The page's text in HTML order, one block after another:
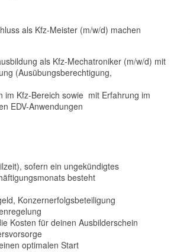
als Kfz-Meister (m/w/d) machen
als Kfz-Mechatroniker (m/w/d) mit
(Ausübungsberechtigung,
im Kfz-Bereich sowie mit Erfahrung im
EDV-Anwendungen
sofern ein ungekündigtes
besteht
Konzernerfolgsbeteiligung
Kosten für deinen Ausbilderschein
optimalen Start